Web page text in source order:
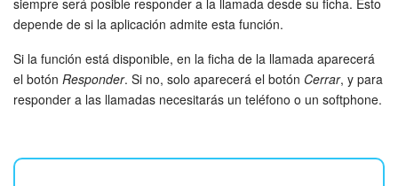
EMPEZAR GRATIS
INICIAR SESIÓN
siempre será posible responder a la llamada desde su ficha. Esto
depende de si la aplicación admite esta función.
Si la función está disponible, en la ficha de la llamada aparecerá
el botón Responder. Si no, solo aparecerá el botón Cerrar, y para
responder a las llamadas necesitarás un teléfono o un softphone.